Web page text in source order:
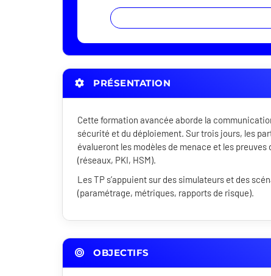
PRÉSENTATION
Cette formation avancée aborde la
sécurité et du déploiement. Sur trois jours, les
évalueront les modèles de menace et les
(réseaux, PKI, HSM).
Les TP s’appuient sur des simulateurs et des
(paramétrage, métriques, rapports de risque).
OBJECTIFS